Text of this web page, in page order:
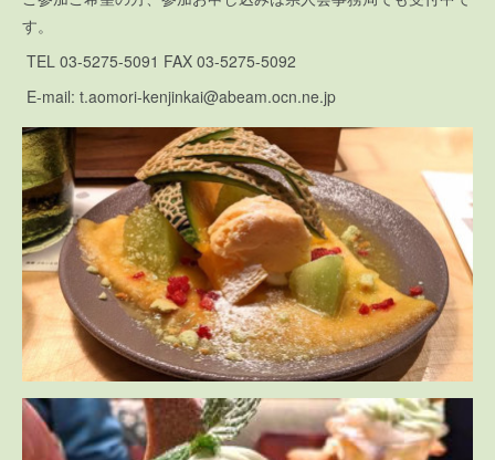
す。
TEL 03-5275-5091 FAX 03-5275-5092
E-mail: t.aomori-kenjinkai@abeam.ocn.ne.jp